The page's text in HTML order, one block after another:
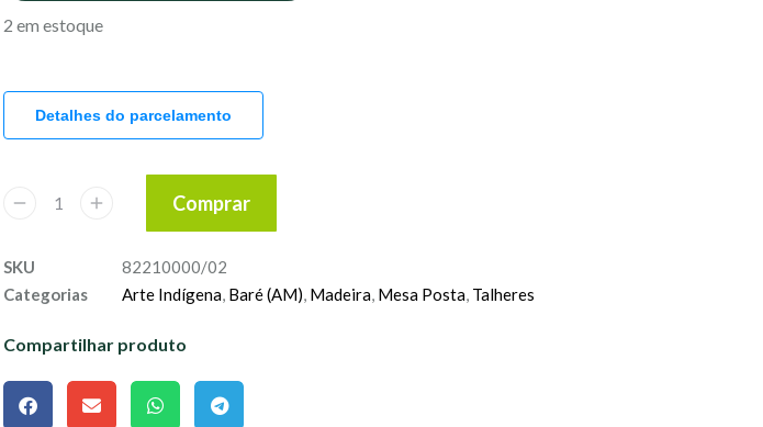
2 em estoque
Detalhes do parcelamento
Comprar
SKU
82210000/02
Categorias
Arte Indígena, Baré (AM), Madeira, Mesa Posta, Talheres
Compartilhar produto